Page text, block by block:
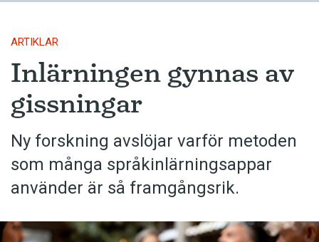
ARTIKLAR
Inlärningen gynnas av
gissningar
Ny forskning avslöjar varför metoden
som många språkinlärningsappar
använder är så framgångsrik.